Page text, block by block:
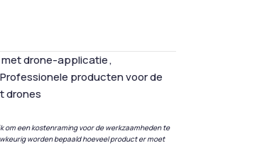
met drone-applicatie,
Professionele producten voor de
drones
om een kostenraming voor de werkzaamheden te
worden bepaald hoeveel product er moet